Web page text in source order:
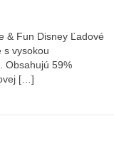
& Fun Disney Ľadové
s vysokou
Obsahujú 59%
[…]